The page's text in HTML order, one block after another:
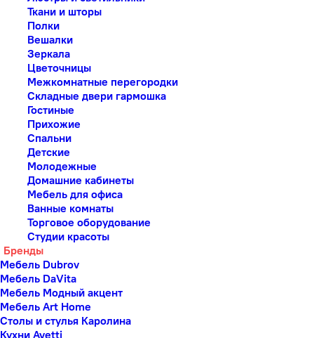
Ткани и шторы
Полки
Вешалки
Зеркала
Цветочницы
Межкомнатные перегородки
Складные двери гармошка
Гостиные
Прихожие
Спальни
Детские
Молодежные
Домашние кабинеты
Мебель для офиса
Ванные комнаты
Торговое оборудование
Студии красоты
Бренды
Мебель Dubrov
Мебель DaVita
Мебель Модный акцент
Мебель Art Home
Столы и стулья Каролина
Кухни Avetti